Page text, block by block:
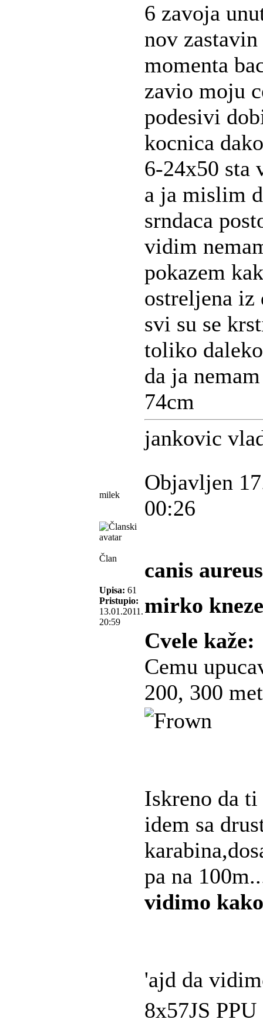
6 zavoja
nov
momenta
zavio moju
podesivi
kocnica
6-24x50 sta
a ja mislim
srndaca
vidim
pokazem
ostreljena iz
svi su se
toliko
da ja
74cm
jankovic
milek
Objavljen
00:26
Član
Upisa: 61
Pristupio:
13.01.2011.
20:59
canis
mirko
Cvele kaže:
Cemu
200, 300
Iskreno da
idem sa
pa na
vidimo
'ajd da
8x57JS